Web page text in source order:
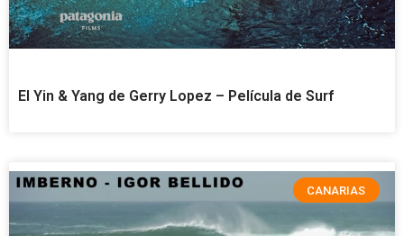
El Yin & Yang de Gerry Lopez – Película de Surf
CANARIAS